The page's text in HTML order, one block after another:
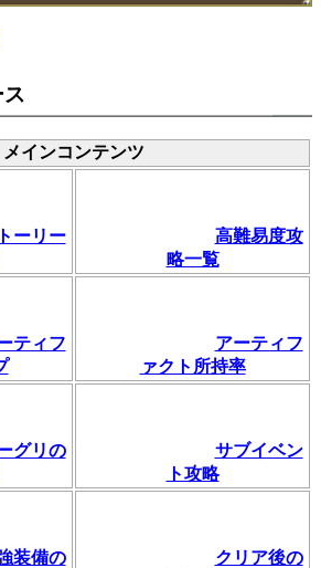
メインコンテンツ
ーリー
高難易度攻
略一覧
ティフ
アーティフ
ァクト所持率
グリの
サブイベン
ト攻略
装備の
クリア後の